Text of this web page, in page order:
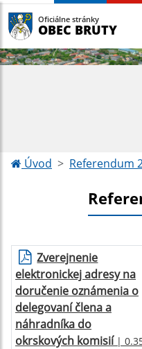
Oficiálne stránky
OBEC BRUTY
Úvod Referendum
Zverejnenie
elektronickej adresy na
doručenie oznámenia o
delegovaní člena a
náhradníka do
okrskových komisií|